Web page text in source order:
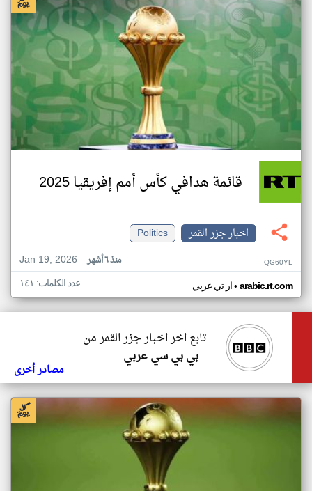
قائمة هدافي كأس أمم إفريقيا 2025
اخبار جزر القمر
Politics
Jan 19, 2026
منذ ٦ أشهر QG60YL
ار تي عربي• arabic.rt.com عدد الكلمات: ١٤١
تابع اخر اخبار جزر القمر من
بي بي سي عربي
مصادر أخرى